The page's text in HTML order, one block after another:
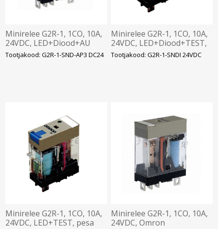
Minirelee G2R-1, 1CO, 10A,
24VDC, LED+Diood+AU
kon, pesa P2RF05, Omron
Tootjakood: G2R-1-SND-AP3 DC24
Minirelee G2R-1, 1CO, 10A,
24VDC, LED+Diood+TEST,
pesa P2RF05, Omron
Tootjakood: G2R-1-SNDI 24VDC
Minirelee G2R-1, 1CO, 10A,
24VDC, LED+TEST, pesa
Minirelee G2R-1, 1CO, 10A,
24VDC, Omron